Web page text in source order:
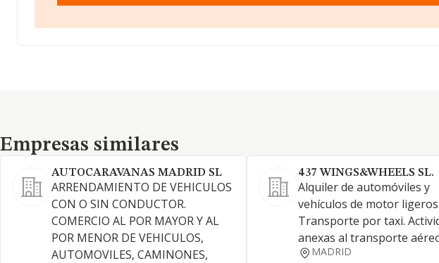
Empresas similares
Empresas similares
AUTOCARAVANAS MADRID SL
ARRENDAMIENTO DE VEHICULOS
CON O SIN CONDUCTOR.
COMERCIO AL POR MAYOR Y AL
POR MENOR DE VEHICULOS,
AUTOMOVILES, CAMINONES,
437 WINGS&WHEELS SL.
Alquiler de automóviles y
vehículos de motor ligeros.
Transporte por taxi.
anexas al transporte
MADRID